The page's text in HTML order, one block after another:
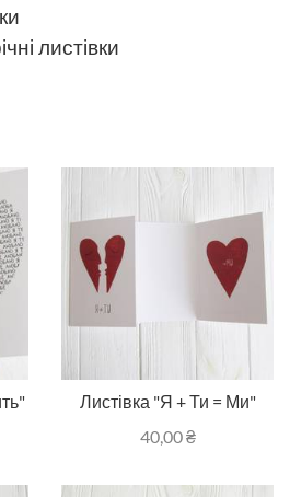
листівки
Листівка "Я + Ти = Ми"
40,00₴